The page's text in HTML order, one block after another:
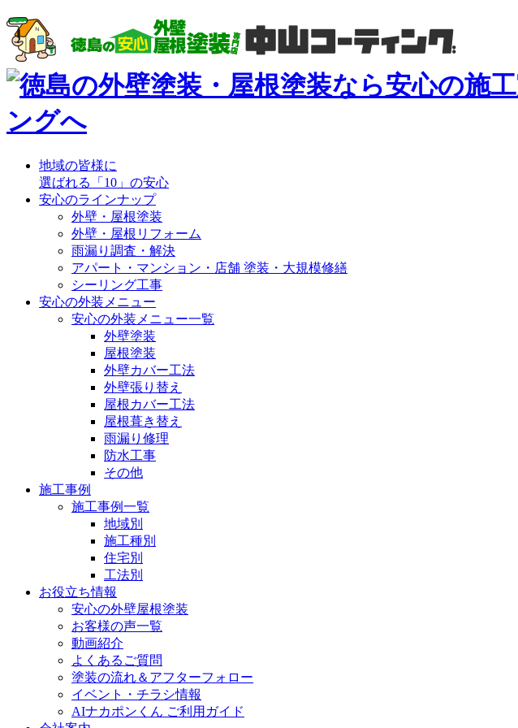
地域の皆様に
選ばれる「10」の安心
安心のラインナップ
外壁・屋根塗装
外壁・屋根リフォーム
雨漏り調査・解決
アパート・マンション・店舗 塗装・大規模修繕
シーリング工事
安心の外装メニュー
安心の外装メニュー一覧
外壁塗装
屋根塗装
外壁カバー工法
外壁張り替え
屋根カバー工法
屋根葺き替え
雨漏り修理
防水工事
その他
施工事例
施工事例一覧
地域別
施工種別
住宅別
工法別
お役立ち情報
安心の外壁屋根塗装
お客様の声一覧
動画紹介
よくあるご質問
塗装の流れ＆アフターフォロー
イベント・チラシ情報
AIナカポンくん ご利用ガイド